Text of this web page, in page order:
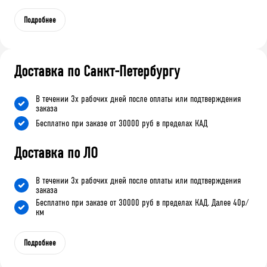
Подробнее
Доставка по Санкт-Петербургу
В течении 3х рабочих дней после оплаты или подтверждения
заказа
Бесплатно при заказе от 30000 руб в пределах КАД
Доставка по ЛО
В течении 3х рабочих дней после оплаты или подтверждения
заказа
Бесплатно при заказе от 30000 руб в пределах КАД. Далее 40р/
км
Подробнее